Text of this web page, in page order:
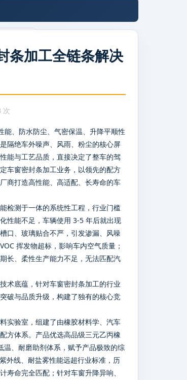
条加工全链条解决
次
、防水防尘、气密保温、升降平顺性
隔绝车外噪声、风雨、粉尘的核心屏
能与工艺品质，直接决定了整车的驾
车窗密封条加工业务，以领先的配方
商打造高性能、高适配、长寿命的车
检测于一体的系统性工程，行业门槛
性能不足，车辆使用 3-5 年后就出现
口、玻璃贴合不严，引发渗漏、风噪
挥发物超标，影响车内空气质量；
长、柔性生产能力不足，无法匹配汽
术底蕴，针对车窗密封条加工的行业
破与品质升级，构建了独有的核心竞
实验室，组建了由橡胶材料学、汽车
方体系。产品优选高品级三元乙丙橡
温、耐磨助剂体系，赋予产品极致的综
外线、耐盐雾性能远超行业标准，历
命完全匹配；针对车窗升降异响、